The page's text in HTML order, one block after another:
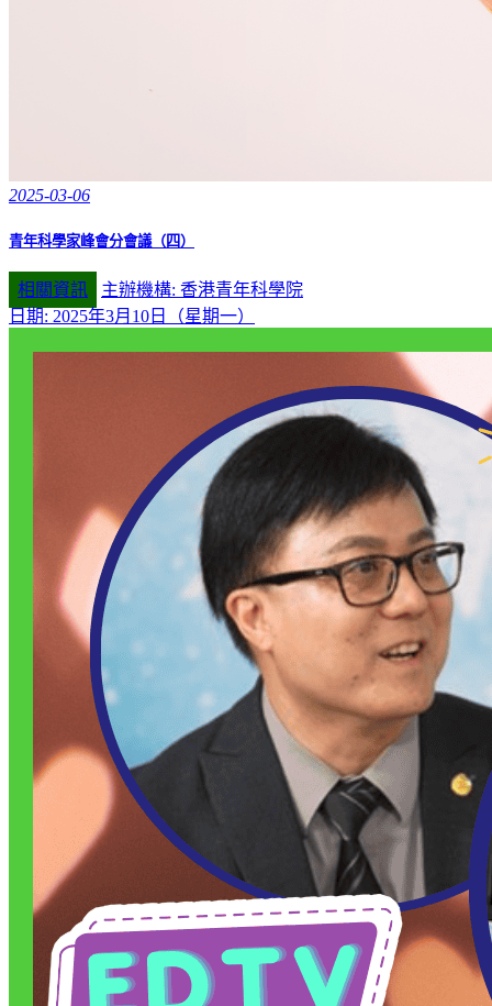
2025-03-06
青年科學家峰會分會議（四）
相關資訊
主辦機構: 香港青年科學院
日期: 2025年3月10日（星期一）